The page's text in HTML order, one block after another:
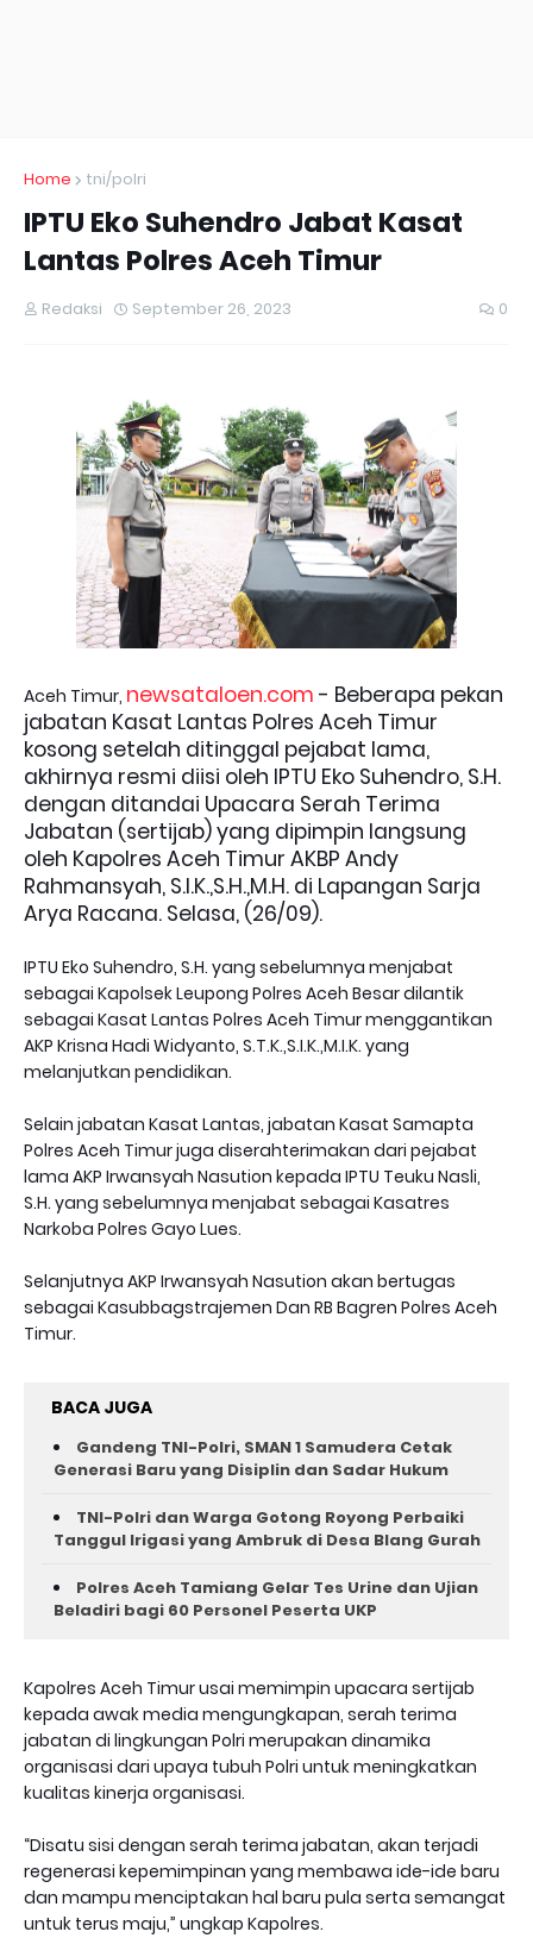
Home tni/polri
IPTU Eko Suhendro Jabat Kasat
Lantas Polres Aceh Timur
Redaksi September 26, 2023 0
Aceh Timur, newsataloen.com - Beberapa pekan
jabatan Kasat Lantas Polres Aceh Timur
kosong setelah ditinggal pejabat lama,
akhirnya resmi diisi oleh IPTU Eko Suhendro, S.H.
dengan ditandai Upacara Serah Terima
Jabatan (sertijab) yang dipimpin langsung
oleh Kapolres Aceh Timur AKBP Andy
Rahmansyah, S.I.K.,S.H.,M.H. di Lapangan Sarja
Arya Racana. Selasa, (26/09).
IPTU Eko Suhendro, S.H. yang sebelumnya menjabat
sebagai Kapolsek Leupong Polres Aceh Besar dilantik
sebagai Kasat Lantas Polres Aceh Timur menggantikan
AKP Krisna Hadi Widyanto, S.T.K.,S.I.K.,M.I.K. yang
melanjutkan pendidikan.
Selain jabatan Kasat Lantas, jabatan Kasat Samapta
Polres Aceh Timur juga diserahterimakan dari pejabat
lama AKP Irwansyah Nasution kepada IPTU Teuku Nasli,
S.H. yang sebelumnya menjabat sebagai Kasatres
Narkoba Polres Gayo Lues.
Selanjutnya AKP Irwansyah Nasution akan bertugas
sebagai Kasubbagstrajemen Dan RB Bagren Polres Aceh
Timur.
BACA JUGA
Gandeng TNI-Polri, SMAN 1 Samudera Cetak
Generasi Baru yang Disiplin dan Sadar Hukum
TNI-Polri dan Warga Gotong Royong Perbaiki
Tanggul Irigasi yang Ambruk di Desa Blang Gurah
Polres Aceh Tamiang Gelar Tes Urine dan Ujian
Beladiri bagi 60 Personel Peserta UKP
Kapolres Aceh Timur usai memimpin upacara sertijab
kepada awak media mengungkapan, serah terima
jabatan di lingkungan Polri merupakan dinamika
organisasi dari upaya tubuh Polri untuk meningkatkan
kualitas kinerja organisasi.
“Disatu sisi dengan serah terima jabatan, akan terjadi
regenerasi kepemimpinan yang membawa ide-ide baru
dan mampu menciptakan hal baru pula serta semangat
untuk terus maju,” ungkap Kapolres.